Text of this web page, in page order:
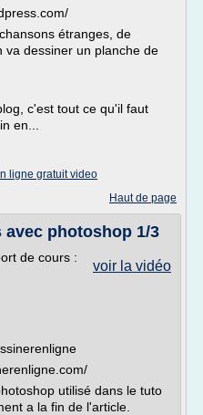
étranges, de
va dessiner un planche de
c'est tout ce qu'il faut
en...
ligne gratuit video
Haut de page
photoshop 1/3
voir la vidéo
de cours :
utilisé dans le tuto
a la fin de l'article.